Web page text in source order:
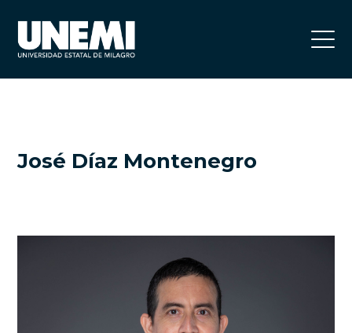
José Díaz Montenegro